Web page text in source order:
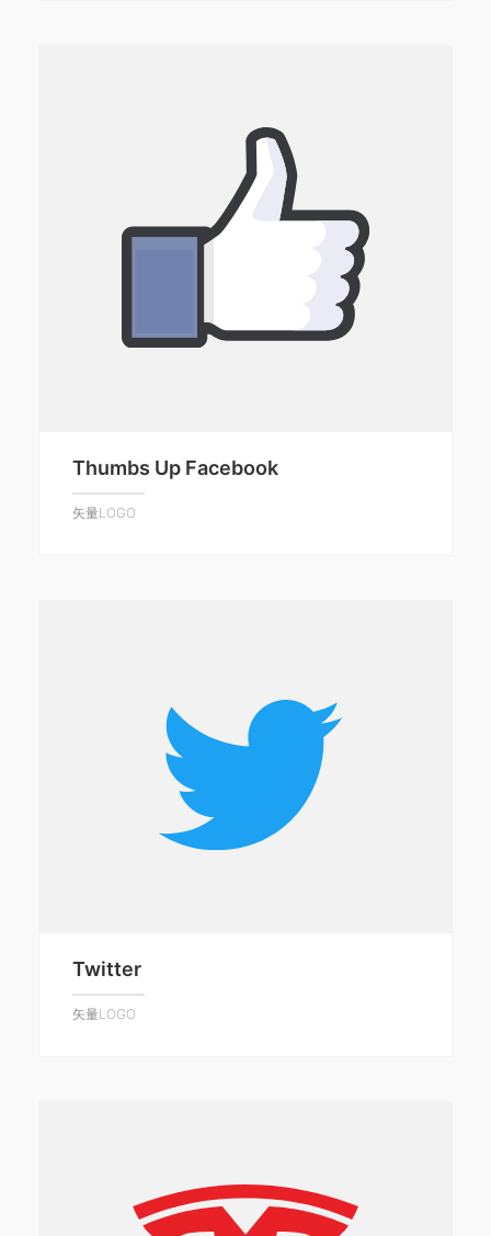
Thumbs Up Facebook
矢量LOGO
Twitter
矢量LOGO